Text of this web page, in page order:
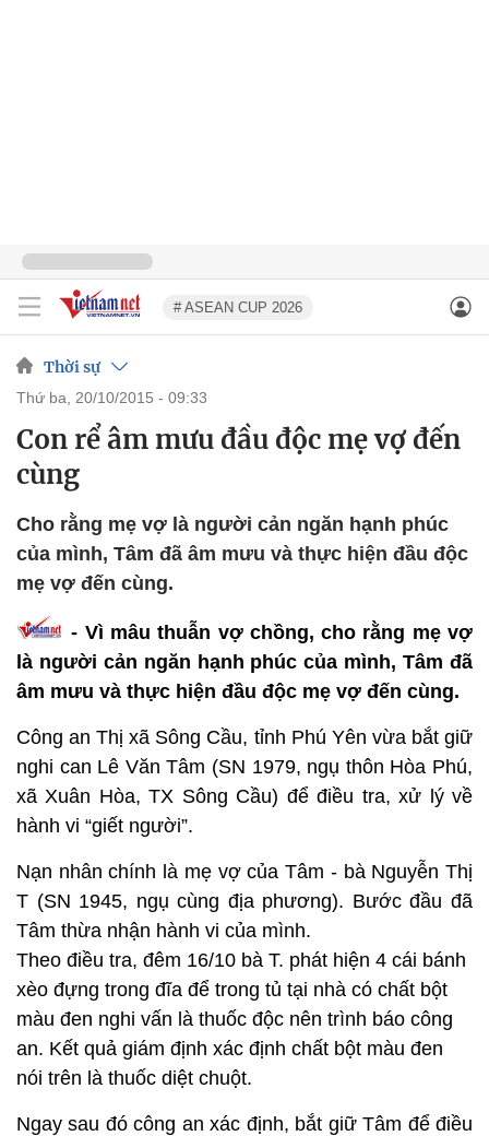
# ASEAN CUP 2026
Thời sự
thứ ba, 20/10/2015 - 09:33
Con rể âm mưu đầu độc mẹ vợ đến
cùng
Cho rằng mẹ vợ là người cản ngăn hạnh phúc
của mình, Tâm đã âm mưu và thực hiện đầu độc
mẹ vợ đến cùng.
- Vì mâu thuẫn vợ chồng, cho rằng mẹ vợ
là người cản ngăn hạnh phúc của mình, Tâm đã
âm mưu và thực hiện đầu độc mẹ vợ đến cùng.
Công an Thị xã Sông Cầu, tỉnh Phú Yên vừa bắt giữ
nghi can Lê Văn Tâm (SN 1979, ngụ thôn Hòa Phú,
xã Xuân Hòa, TX Sông Cầu) để điều tra, xử lý về
hành vi “giết người”.
Nạn nhân chính là mẹ vợ của Tâm - bà Nguyễn Thị
T (SN 1945, ngụ cùng địa phương). Bước đầu đã
Tâm thừa nhận hành vi của mình.
Theo điều tra, đêm 16/10 bà T. phát hiện 4 cái bánh
xèo đựng trong đĩa để trong tủ tại nhà có chất bột
màu đen nghi vấn là thuốc độc nên trình báo công
an. Kết quả giám định xác định chất bột màu đen
nói trên là thuốc diệt chuột.
Ngay sau đó công an xác định, bắt giữ Tâm để điều